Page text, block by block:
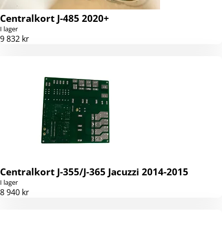
Centralkort J-485 2020+
I lager
9 832 kr
Centralkort J-355/J-365 Jacuzzi 2014-2015
I lager
8 940 kr